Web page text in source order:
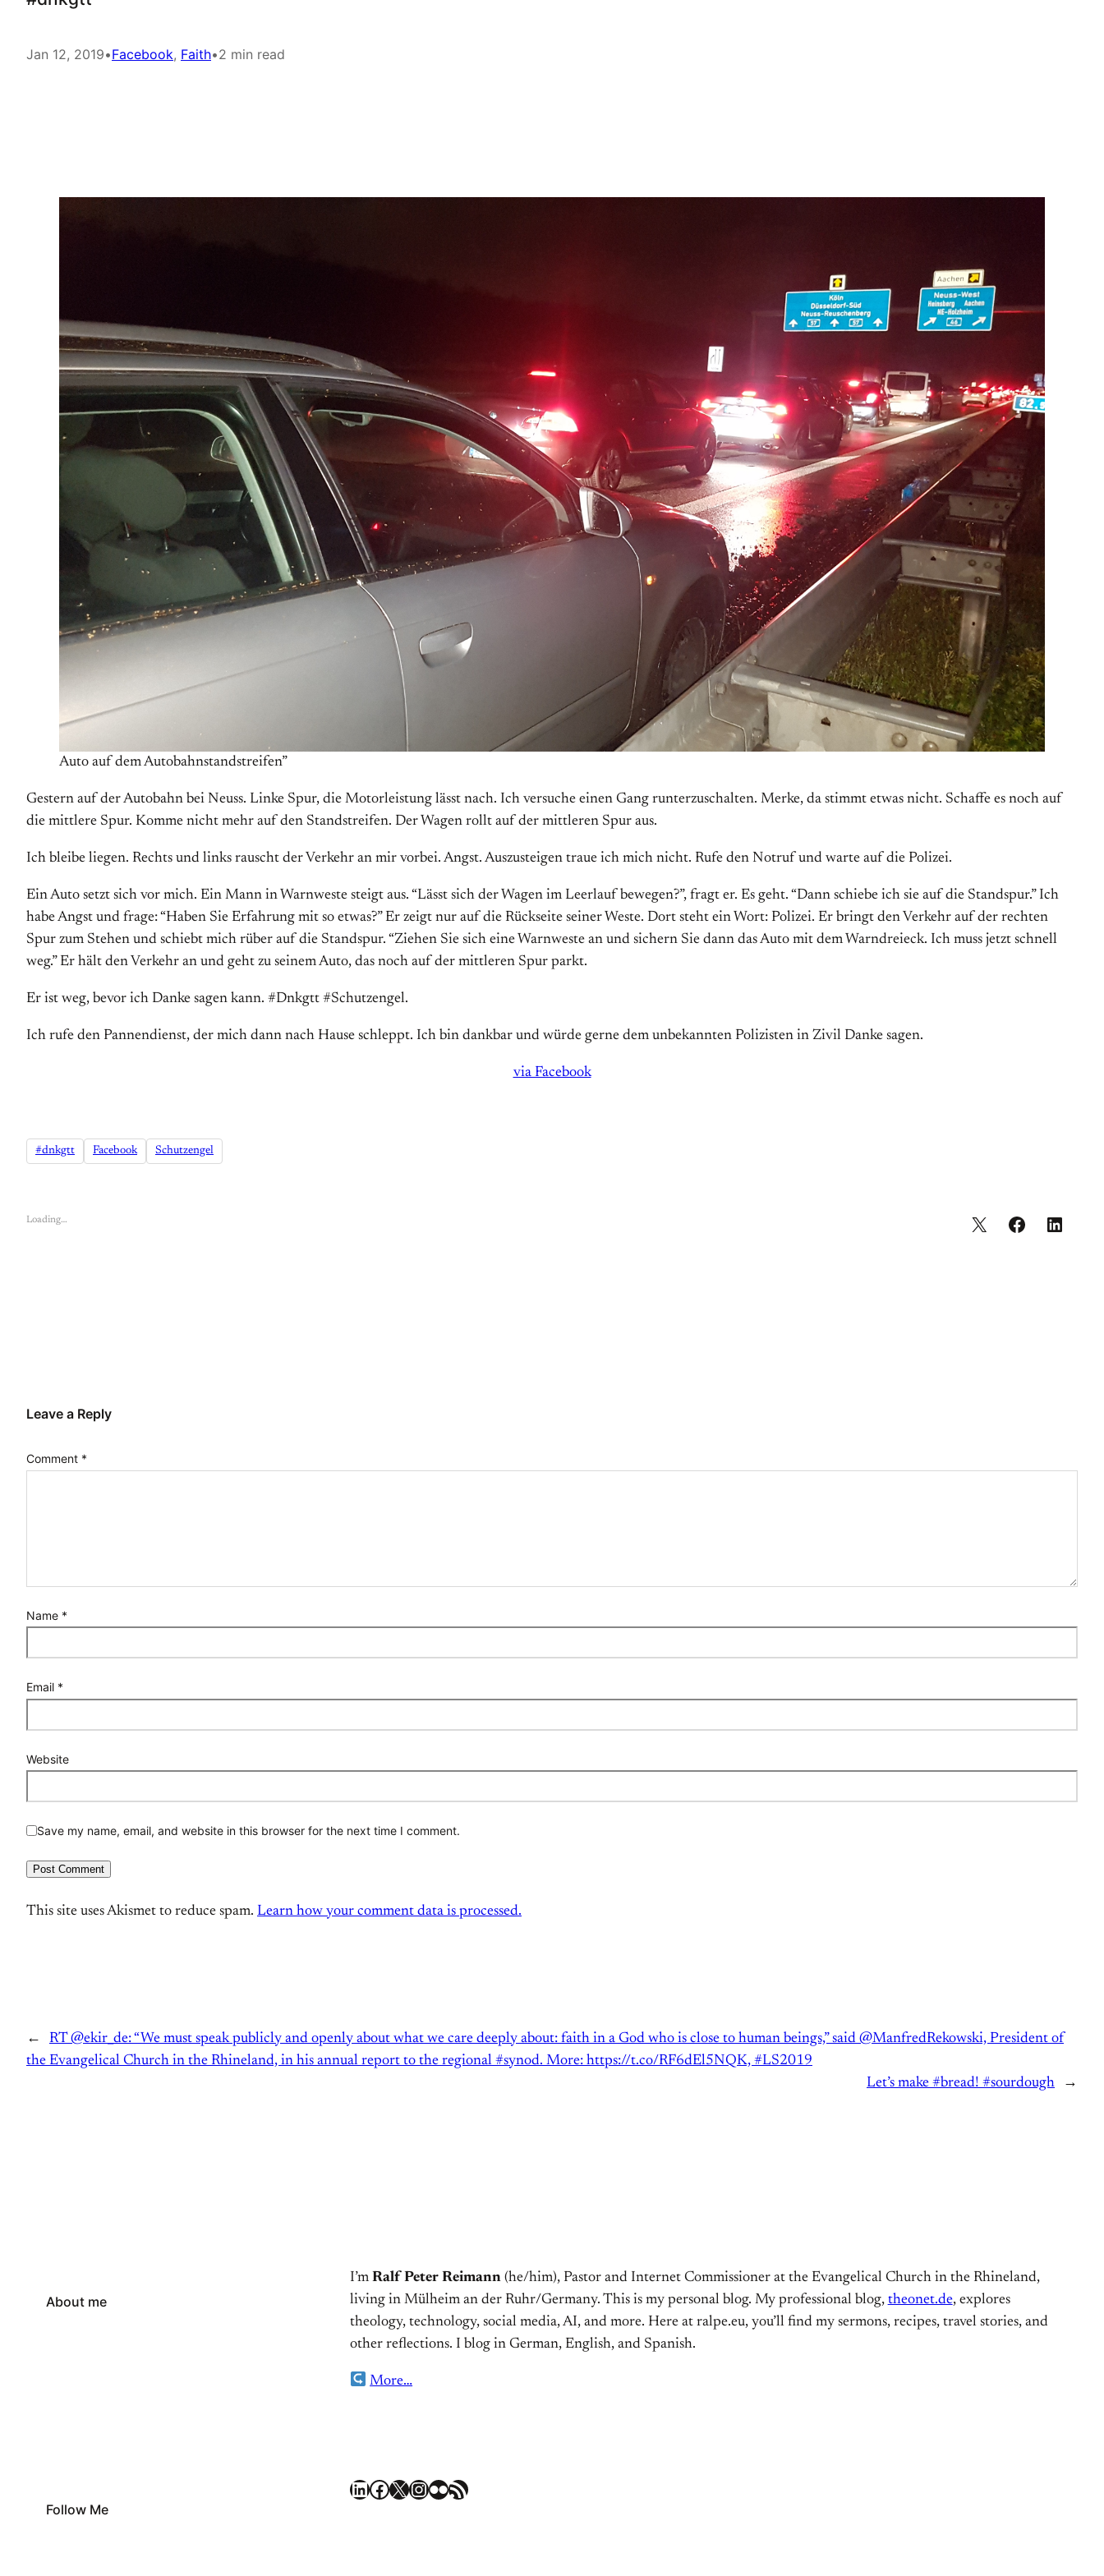
Jan 12, 2019•Facebook, Faith•2 min read
Auto auf dem Autobahnstandstreifen”
Gestern auf der Autobahn bei Neuss. Linke Spur, die Motorleistung lässt nach. Ich versuche einen Gang runterzuschalten. Merke, da stimmt etwas nicht. Schaffe es noch auf
die mittlere Spur. Komme nicht mehr auf den Standstreifen. Der Wagen rollt auf der mittleren Spur aus.
Ich bleibe liegen. Rechts und links rauscht der Verkehr an mir vorbei. Angst. Auszusteigen traue ich mich nicht. Rufe den Notruf und warte auf die Polizei.
Ein Auto setzt sich vor mich. Ein Mann in Warnweste steigt aus. “Lässt sich der Wagen im Leerlauf bewegen?”, fragt er. Es geht. “Dann schiebe ich sie auf die Standspur.” Ich
habe Angst und frage: “Haben Sie Erfahrung mit so etwas?” Er zeigt nur auf die Rückseite seiner Weste. Dort steht ein Wort: Polizei. Er bringt den Verkehr auf der rechten
Spur zum Stehen und schiebt mich rüber auf die Standspur. “Ziehen Sie sich eine Warnweste an und sichern Sie dann das Auto mit dem Warndreieck. Ich muss jetzt schnell
weg.” Er hält den Verkehr an und geht zu seinem Auto, das noch auf der mittleren Spur parkt.
Er ist weg, bevor ich Danke sagen kann. #Dnkgtt #Schutzengel.
Ich rufe den Pannendienst, der mich dann nach Hause schleppt. Ich bin dankbar und würde gerne dem unbekannten Polizisten in Zivil Danke sagen.
via Facebook
#dnkgtt Facebook Schutzengel
Loading…
Leave a Reply
Comment *
Name *
Email *
Website
Save my name, email, and website in this browser for the next time I comment.
This site uses Akismet to reduce spam. Learn how your comment data is processed.
←
RT @ekir_de: “We must speak publicly and openly about what we care deeply about: faith in a God who is close to human beings,” said @ManfredRekowski, President of
the Evangelical Church in the Rhineland, in his annual report to the regional #synod. More: https://t.co/RF6dEl5NQK, #LS2019
Let’s make #bread! #sourdough
→
About me
I’m Ralf Peter Reimann(he/him), Pastor and Internet Commissioner at the Evangelical Church in the Rhineland,
living in Mülheim an der Ruhr/Germany. This is my personal blog. My professional blog, theonet.de, explores
theology, technology, social media, AI, and more. Here at ralpe.eu, you’ll find my sermons, recipes, travel stories, and
other reflections. I blog in German, English, and Spanish.
More…
Follow Me
LinkedIn Facebook X Instagram Flickr RSS Feed